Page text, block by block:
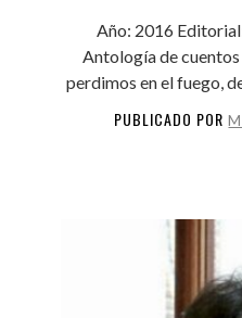
Año: 2016
Antología de
perdimos en el fuego,
PUBLICADO POR